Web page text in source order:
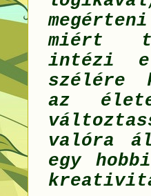
miért
intézi
szélére
az
valóra
egy